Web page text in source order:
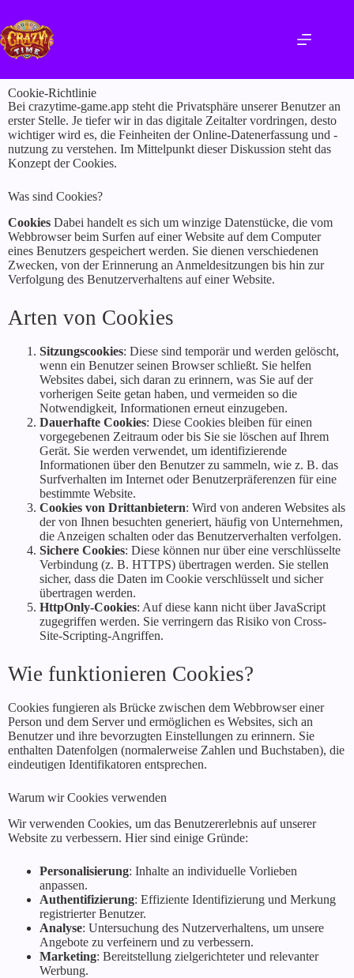
Cookie-Richtlinie
Bei crazytime-game.app steht die Privatsphäre unserer Benutzer an
erster Stelle. Je tiefer wir in das digitale Zeitalter vordringen, desto
wichtiger wird es, die Feinheiten der Online-Datenerfassung und -
nutzung zu verstehen. Im Mittelpunkt dieser Diskussion steht das
Konzept der Cookies.
Was sind Cookies?
Cookies Dabei handelt es sich um winzige Datenstücke, die vom
Webbrowser beim Surfen auf einer Website auf dem Computer
eines Benutzers gespeichert werden. Sie dienen verschiedenen
Zwecken, von der Erinnerung an Anmeldesitzungen bis hin zur
Verfolgung des Benutzerverhaltens auf einer Website.
Arten von Cookies
Sitzungscookies: Diese sind temporär und werden gelöscht,
wenn ein Benutzer seinen Browser schließt. Sie helfen
Websites dabei, sich daran zu erinnern, was Sie auf der
vorherigen Seite getan haben, und vermeiden so die
Notwendigkeit, Informationen erneut einzugeben.
Dauerhafte Cookies: Diese Cookies bleiben für einen
vorgegebenen Zeitraum oder bis Sie sie löschen auf Ihrem
Gerät. Sie werden verwendet, um identifizierende
Informationen über den Benutzer zu sammeln, wie z. B. das
Surfverhalten im Internet oder Benutzerpräferenzen für eine
bestimmte Website.
Cookies von Drittanbietern: Wird von anderen Websites als
der von Ihnen besuchten generiert, häufig von Unternehmen,
die Anzeigen schalten oder das Benutzerverhalten verfolgen.
Sichere Cookies: Diese können nur über eine verschlüsselte
Verbindung (z. B. HTTPS) übertragen werden. Sie stellen
sicher, dass die Daten im Cookie verschlüsselt und sicher
übertragen werden.
HttpOnly-Cookies: Auf diese kann nicht über JavaScript
zugegriffen werden. Sie verringern das Risiko von Cross-
Site-Scripting-Angriffen.
Wie funktionieren Cookies?
Cookies fungieren als Brücke zwischen dem Webbrowser einer
Person und dem Server und ermöglichen es Websites, sich an
Benutzer und ihre bevorzugten Einstellungen zu erinnern. Sie
enthalten Datenfolgen (normalerweise Zahlen und Buchstaben), die
eindeutigen Identifikatoren entsprechen.
Warum wir Cookies verwenden
Wir verwenden Cookies, um das Benutzererlebnis auf unserer
Website zu verbessern. Hier sind einige Gründe:
Personalisierung: Inhalte an individuelle Vorlieben
anpassen.
Authentifizierung: Effiziente Identifizierung und Merkung
registrierter Benutzer.
Analyse: Untersuchung des Nutzerverhaltens, um unsere
Angebote zu verfeinern und zu verbessern.
Marketing: Bereitstellung zielgerichteter und relevanter
Werbung.